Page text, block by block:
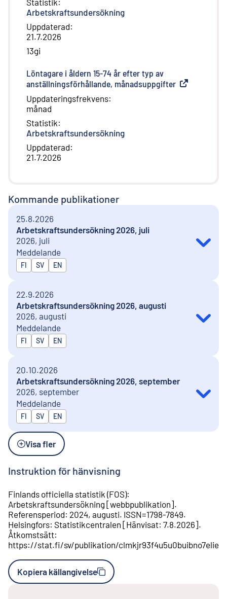
Statistik:
Arbetskraftsundersökning
Uppdaterad:
21.7.2026
13gi
Löntagare i åldern 15-74 år efter typ av
anställningsförhållande, månadsuppgifter Extern länk
Uppdateringsfrekvens:
månad
Statistik:
Arbetskraftsundersökning
Uppdaterad:
21.7.2026
Kommande publikationer
25.8.2026
Arbetskraftsundersökning 2026, juli
2026, juli
Meddelande
Publiceras på
FI SV EN
22.9.2026
Arbetskraftsundersökning 2026, augusti
2026, augusti
Meddelande
Publiceras på
FI SV EN
20.10.2026
Arbetskraftsundersökning 2026, september
2026, september
Meddelande
Publiceras på
FI SV EN
Visa fler
Instruktion för hänvisning
Finlands officiella statistik (FOS):
Arbetskraftsundersökning [webbpublikation].
Referensperiod: 2024, augusti. ISSN=1798-7849.
Helsingfors: Statistikcentralen [Hänvisat: 7.8.2026].
Åtkomstsätt:
https://stat.fi/sv/publikation/clmkjr93f4u5u0buibno7elie
Kopiera källangivelse